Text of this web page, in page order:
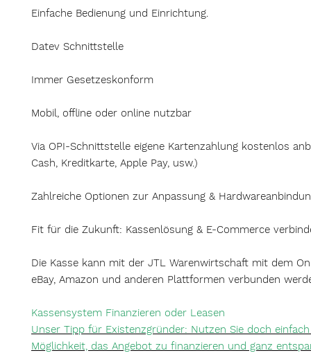
Einfache Bedienung und Einrichtung.
Datev Schnittstelle
Immer Gesetzeskonform
Mobil, offline oder online nutzbar
Via OPI-Schnittstelle eigene Kartenzahlung kostenlos
Cash, Kreditkarte, Apple Pay, usw.)
Zahlreiche Optionen zur Anpassung &
Fit für die Zukunft: Kassenlösung & E-Commerce
Die Kasse kann mit der JTL Warenwirtschaft mit dem
eBay, Amazon und anderen Plattformen verbunden
Kassensystem Finanzieren oder Leasen
Unser Tipp für Existenzgründer: Nutzen Sie doch
Möglichkeit, das Angebot zu finanzieren und ganz